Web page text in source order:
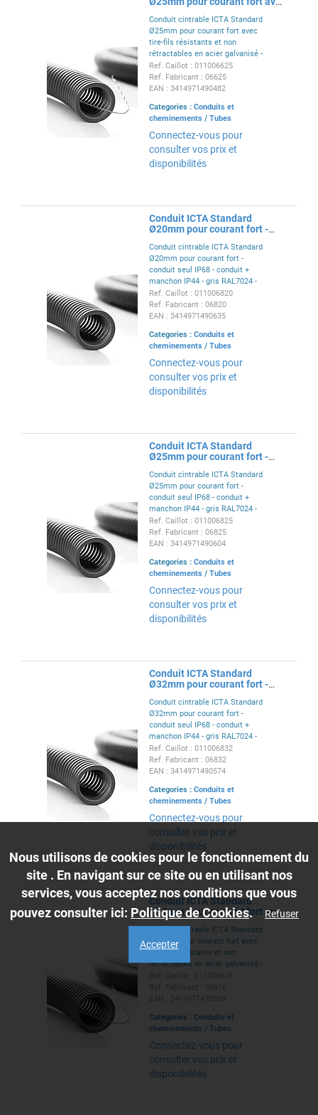
Conduit cintrable ICTA Standard
Ø25mm pour courant fort avec
tire-fils résistants et non
rétractables en acier galvanisé -
conduit seul IP68 - conduit +
manchon IP44 - gris RAL7024 -
conforme EN 61386-22
Ref. Caillot : 011006625
Ref. Fabricant : 06625
EAN : 3414971490482
Categories : Conduits et
cheminements / Tubes
Connectez-vous pour
consulter vos prix et
disponibilités
Conduit ICTA Standard
Ø20mm pour courant fort -
Conduit cintrable ICTA Standard
Ø20mm pour courant fort -
conduit seul IP68 - conduit +
manchon IP44 - gris RAL7024 -
conforme EN 61386-22
Ref. Caillot : 011006820
Ref. Fabricant : 06820
EAN : 3414971490635
Categories : Conduits et
cheminements / Tubes
Connectez-vous pour
consulter vos prix et
disponibilités
Conduit ICTA Standard
Ø25mm pour courant fort -
Conduit cintrable ICTA Standard
Ø25mm pour courant fort -
conduit seul IP68 - conduit +
manchon IP44 - gris RAL7024 -
conforme EN 61386-22
Ref. Caillot : 011006825
Ref. Fabricant : 06825
EAN : 3414971490604
Categories : Conduits et
cheminements / Tubes
Connectez-vous pour
consulter vos prix et
disponibilités
Conduit ICTA Standard
Ø32mm pour courant fort -
Conduit cintrable ICTA Standard
Ø32mm pour courant fort -
conduit seul IP68 - conduit +
manchon IP44 - gris RAL7024 -
conforme EN 61386-22
Ref. Caillot : 011006832
Ref. Fabricant : 06832
EAN : 3414971490574
Categories : Conduits et
cheminements / Tubes
Connectez-vous pour
consulter vos prix et
disponibilités
Conduit ICTA Standard
Ø16mm pour courant fort avec
tire-fils - RAL7024
Conduit cintrable ICTA Standard
Ø16mm pour courant fort avec
tire-fils résistants et non
rétractables en acier galvanisé -
Categories : Conduits et
cheminements / Tubes
Connectez-vous pour
consulter vos prix et
disponibilités
Nous utilisons de cookies pour le fonctionnement du
site . En navigant sur ce site ou en utilisant nos
services, vous acceptez nos conditions que vous
pouvez consulter ici: Politique de Cookies. Refuser
Accepter